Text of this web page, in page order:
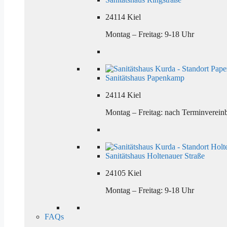
24114 Kiel
Montag – Freitag: 9-18 Uhr
Sanitätshaus Papenkamp
24114 Kiel
Montag – Freitag: nach
Sanitätshaus Holtenauer Straße
24105 Kiel
Montag – Freitag: 9-18 Uhr
FAQs